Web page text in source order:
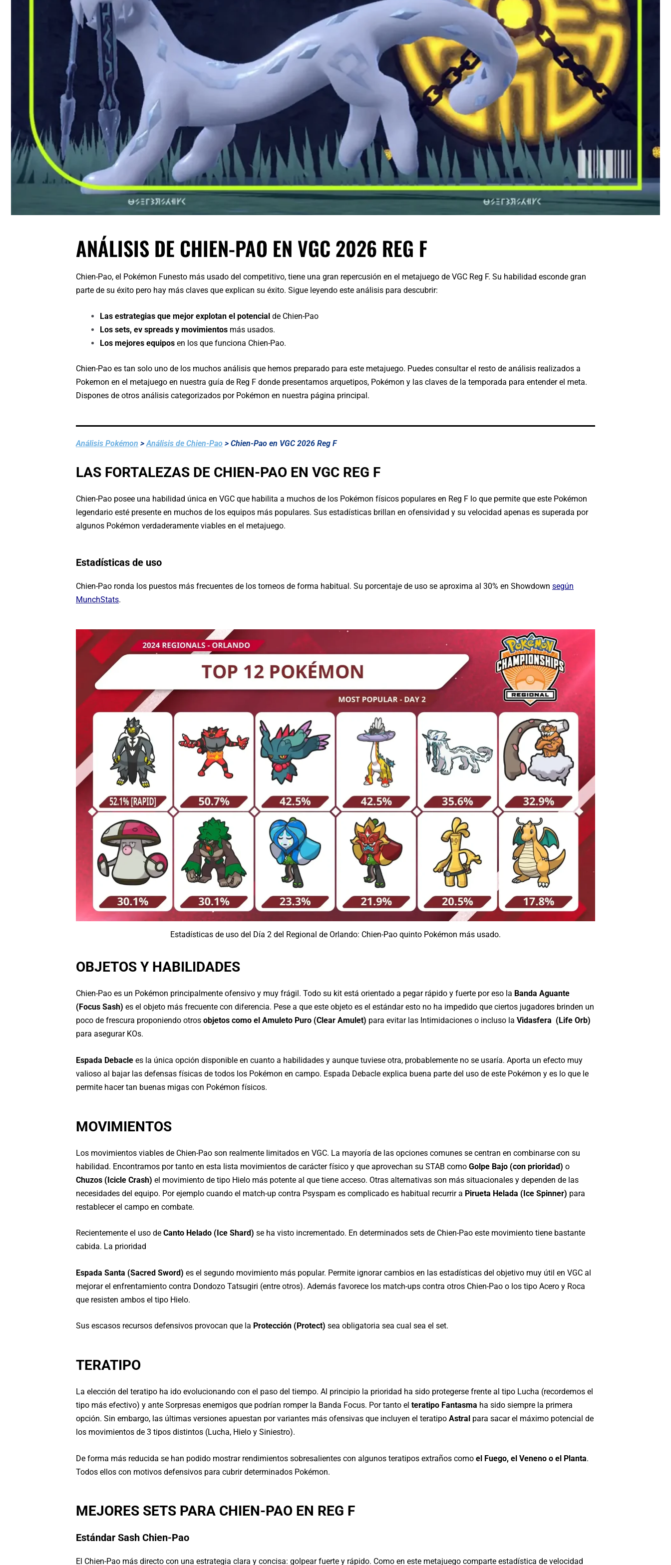
ANÁLISIS DE CHIEN-PAO EN VGC 2026 REG F
Chien-Pao, el Pokémon Funesto más usado del competitivo, tiene una gran repercusión en el metajuego de VGC Reg F. Su habilidad esconde gran
parte de su éxito pero hay más claves que explican su éxito. Sigue leyendo este análisis para descubrir:
Las estrategias que mejor explotan el potencial de Chien-Pao
Los sets, ev spreads y movimientos más usados.
Los mejores equipos en los que funciona Chien-Pao.
Chien-Pao es tan solo uno de los muchos análisis que hemos preparado para este metajuego. Puedes consultar el resto de análisis realizados a
Pokemon en el metajuego en nuestra guía de Reg F donde presentamos arquetipos, Pokémon y las claves de la temporada para entender el meta.
Dispones de otros análisis categorizados por Pokémon en nuestra página principal.
Análisis Pokémon >Análisis de Chien-Pao > Chien-Pao en VGC 2026 Reg F
LAS FORTALEZAS DE CHIEN-PAO EN VGC REG F
Chien-Pao posee una habilidad única en VGC que habilita a muchos de los Pokémon físicos populares en Reg F lo que permite que este Pokémon
legendario esté presente en muchos de los equipos más populares. Sus estadísticas brillan en ofensividad y su velocidad apenas es superada por
algunos Pokémon verdaderamente viables en el metajuego.
Estadísticas de uso
Chien-Pao ronda los puestos más frecuentes de los torneos de forma habitual. Su porcentaje de uso se aproxima al 30% en Showdown según
MunchStats.
Estadísticas de uso del Día 2 del Regional de Orlando: Chien-Pao quinto Pokémon más usado.
OBJETOS Y HABILIDADES
Chien-Pao es un Pokémon principalmente ofensivo y muy frágil. Todo su kit está orientado a pegar rápido y fuerte por eso la Banda Aguante
(Focus Sash) es el objeto más frecuente con diferencia. Pese a que este objeto es el estándar esto no ha impedido que ciertos jugadores brinden un
poco de frescura proponiendo otros objetos como el Amuleto Puro (Clear Amulet) para evitar las Intimidaciones o incluso la Vidasfera (Life Orb)
para asegurar KOs.
Espada Debacle es la única opción disponible en cuanto a habilidades y aunque tuviese otra, probablemente no se usaría. Aporta un efecto muy
valioso al bajar las defensas físicas de todos los Pokémon en campo. Espada Debacle explica buena parte del uso de este Pokémon y es lo que le
permite hacer tan buenas migas con Pokémon físicos.
MOVIMIENTOS
Los movimientos viables de Chien-Pao son realmente limitados en VGC. La mayoría de las opciones comunes se centran en combinarse con su
habilidad. Encontramos por tanto en esta lista movimientos de carácter físico y que aprovechan su STAB como Golpe Bajo (con prioridad) o
Chuzos (Icicle Crash) el movimiento de tipo Hielo más potente al que tiene acceso. Otras alternativas son más situacionales y dependen de las
necesidades del equipo. Por ejemplo cuando el match-up contra Psyspam es complicado es habitual recurrir a Pirueta Helada (Ice Spinner) para
restablecer el campo en combate.
Recientemente el uso de Canto Helado (Ice Shard) se ha visto incrementado. En determinados sets de Chien-Pao este movimiento tiene bastante
cabida. La prioridad
Espada Santa (Sacred Sword) es el segundo movimiento más popular. Permite ignorar cambios en las estadísticas del objetivo muy útil en VGC al
mejorar el enfrentamiento contra Dondozo Tatsugiri (entre otros). Además favorece los match-ups contra otros Chien-Pao o los tipo Acero y Roca
que resisten ambos el tipo Hielo.
Sus escasos recursos defensivos provocan que la Protección (Protect) sea obligatoria sea cual sea el set.
TERATIPO
La elección del teratipo ha ido evolucionando con el paso del tiempo. Al principio la prioridad ha sido protegerse frente al tipo Lucha (recordemos el
tipo más efectivo) y ante Sorpresas enemigos que podrían romper la Banda Focus. Por tanto el teratipo Fantasma ha sido siempre la primera
opción. Sin embargo, las últimas versiones apuestan por variantes más ofensivas que incluyen el teratipo Astral para sacar el máximo potencial de
los movimientos de 3 tipos distintos (Lucha, Hielo y Siniestro).
De forma más reducida se han podido mostrar rendimientos sobresalientes con algunos teratipos extraños como el Fuego, el Veneno o el Planta.
Todos ellos con motivos defensivos para cubrir determinados Pokémon.
MEJORES SETS PARA CHIEN-PAO EN REG F
Estándar Sash Chien-Pao
El Chien-Pao más directo con una estrategia clara y concisa: golpear fuerte y rápido. Como en este metajuego comparte estadística de velocidad